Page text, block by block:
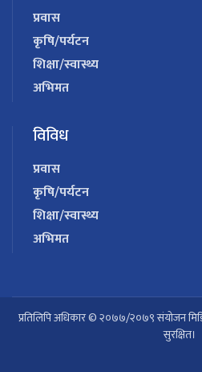
प्रवास
कृषि/पर्यटन
शिक्षा/स्वास्थ्य
अभिमत
विविध
प्रवास
कृषि/पर्यटन
शिक्षा/स्वास्थ्य
अभिमत
प्रतिलिपि अधिकार © २०७७/२०७९ संयोजन
सुरक्षित।